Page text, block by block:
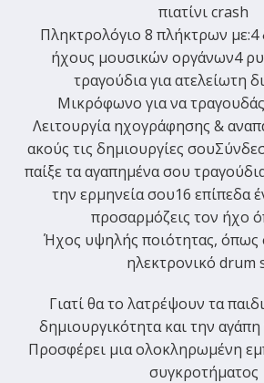
πιατίνι crash
Πληκτρολόγιο 8 πλήκτρων με:4
ήχους μουσικών οργάνων4
τραγούδια για ατελείωτη
Μικρόφωνο για να
Λειτουργία ηχογράφησης &
ακούς τις δημιουργίες σου
παίξε τα αγαπημένα σου
την ερμηνεία σου16 επίπεδα
προσαρμόζεις τον ήχο
Ήχος υψηλής ποιότητας, όπως
ηλεκτρονικό drum
Γιατί θα το λατρέψουν τα
δημιουργικότητα και την
Προσφέρει μια ολοκληρωμένη
συγκροτήματος